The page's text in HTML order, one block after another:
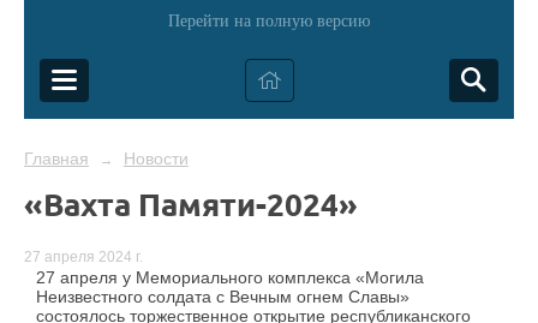
Перейти на полную версию
Главная → Новости
«Вахта Памяти-2024»
27 апреля 2024 г.
27 апреля у Мемориального комплекса «Могила
Неизвестного солдата с Вечным огнем Славы»
состоялось торжественное открытие республиканского